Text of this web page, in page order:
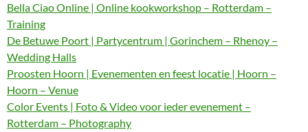
Bella Ciao Online | Online kookworkshop – Rotterdam –
Training
De Betuwe Poort | Partycentrum | Gorinchem – Rhenoy –
Wedding Halls
Proosten Hoorn | Evenementen en feest locatie | Hoorn –
Hoorn – Venue
Color Events | Foto & Video voor ieder evenement –
Rotterdam – Photography